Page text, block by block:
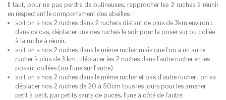
Il faut, pour ne pas perdre de butineuses, rapprocher les 2 ruches à réunir
en respectant le comportement des abeilles :
soit on a nos 2 ruches dans 2 ruchers distant de plus de 3km environ :
dans ce cas, déplacer une des ruches le soir pour la poser sur ou collée
à la ruche à réunir.
soit on a nos 2 ruches dans le même rucher mais que l'on a un autre
rucher à plus de 3 km : déplacer les 2 ruches dans l'autre rucher en les
posant collées (ou l'une sur l'autre)
soit on a nos 2 ruches dans le même rucher et pas d'autre rucher : on va
déplacer nos 2 ruches de 20 à 50cm tous les jours pour les amener
petit à petit, par petits sauts de puces, l'une à côté de l'autre.